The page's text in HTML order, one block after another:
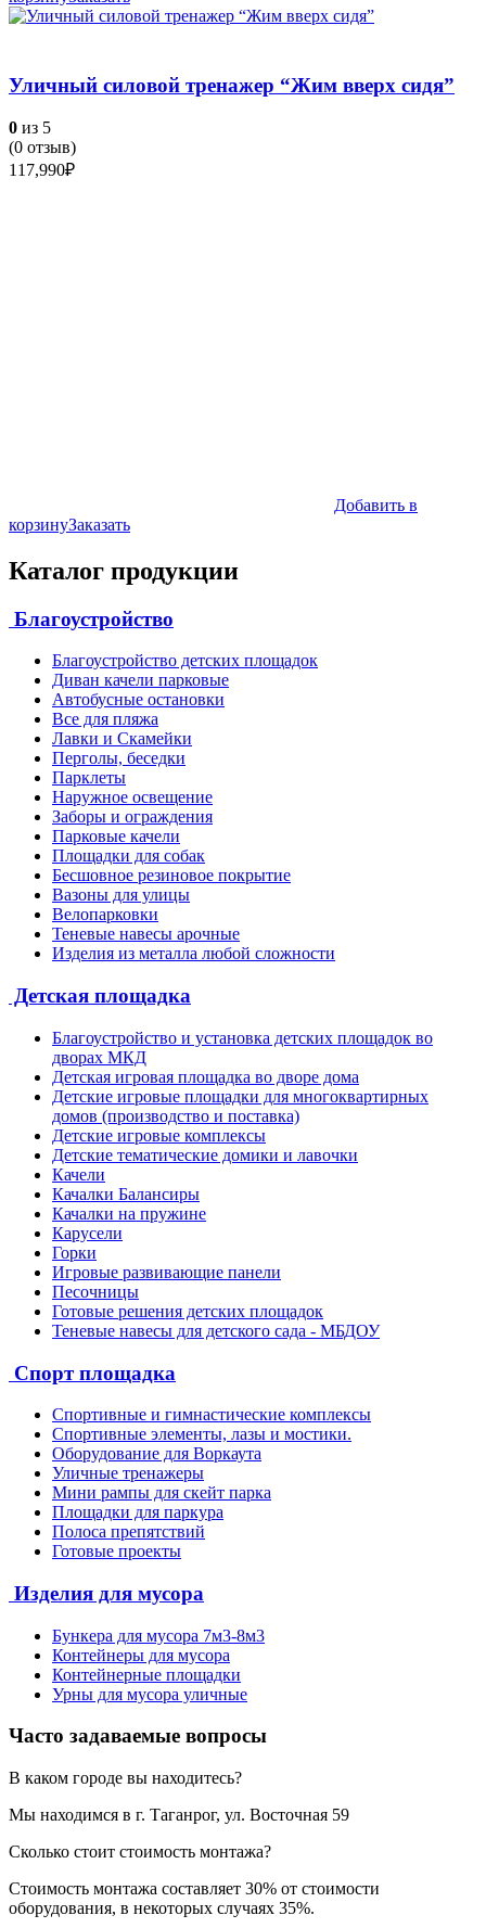
Уличный силовой тренажер “Жим вверх сидя”
0 из 5
(0 отзыв)
117,990₽
Добавить в
корзинуЗаказать
Каталог продукции
Благоустройство
Благоустройство детских площадок
Диван качели парковые
Автобусные остановки
Все для пляжа
Лавки и Скамейки
Перголы, беседки
Парклеты
Наружное освещение
Заборы и ограждения
Парковые качели
Площадки для собак
Бесшовное резиновое покрытие
Вазоны для улицы
Велопарковки
Теневые навесы арочные
Изделия из металла любой сложности
Детская площадка
Благоустройство и установка детских площадок во
дворах МКД
Детская игровая площадка во дворе дома
Детские игровые площадки для многоквартирных
домов (производство и поставка)
Детские игровые комплексы
Детские тематические домики и лавочки
Качели
Качалки Балансиры
Качалки на пружине
Карусели
Горки
Игровые развивающие панели
Песочницы
Готовые решения детских площадок
Теневые навесы для детского сада - МБДОУ
Спорт площадка
Спортивные и гимнастические комплексы
Спортивные элементы, лазы и мостики.
Оборудование для Воркаута
Уличные тренажеры
Мини рампы для скейт парка
Площадки для паркура
Полоса препятствий
Готовые проекты
Изделия для мусора
Бункера для мусора 7м3-8м3
Контейнеры для мусора
Контейнерные площадки
Урны для мусора уличные
Часто задаваемые вопросы
В каком городе вы находитесь?
Мы находимся в г. Таганрог, ул. Восточная 59
Сколько стоит стоимость монтажа?
Стоимость монтажа составляет 30% от стоимости
оборудования, в некоторых случаях 35%.